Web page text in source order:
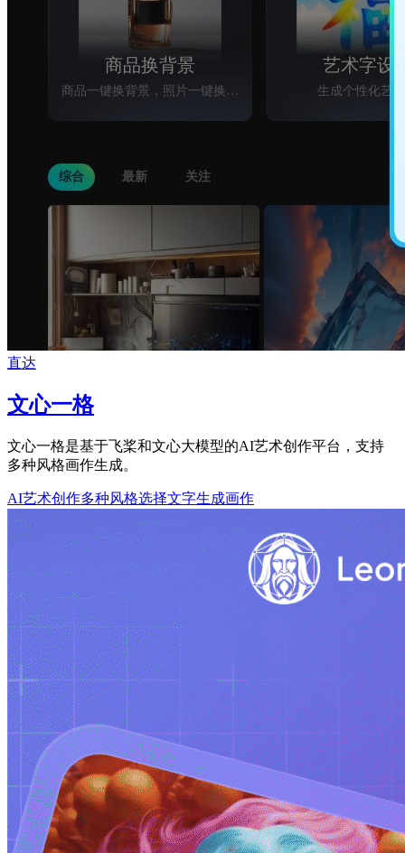
直达
文心一格
文心一格是基于飞桨和文心大模型的AI艺术创作平台，支持
多种风格画作生成。
AI艺术创作多种风格选择文字生成画作